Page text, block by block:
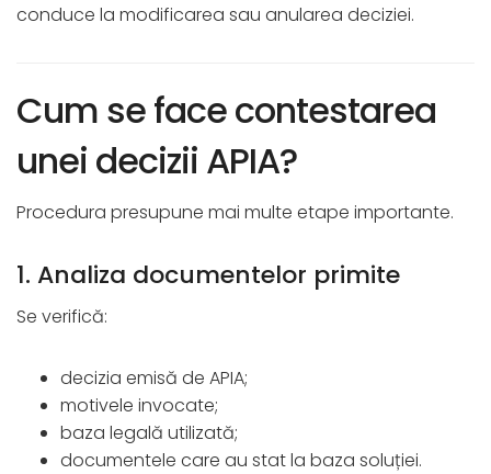
conduce la modificarea sau anularea deciziei.
Cum se face contestarea
unei decizii APIA?
Procedura presupune mai multe etape importante.
1. Analiza documentelor primite
Se verifică:
decizia emisă de APIA;
motivele invocate;
baza legală utilizată;
documentele care au stat la baza soluției.